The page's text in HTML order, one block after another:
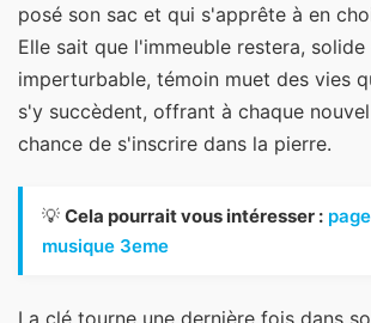
posé son sac et qui s'apprête à en
Elle sait que l'immeuble restera, solide
imperturbable, témoin muet des vies
s'y succèdent, offrant à chaque
chance de s'inscrire dans la pierre.
💡 Cela pourrait vous intéresser :
musique 3eme
La clé tourne une dernière fois dans